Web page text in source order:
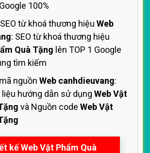
100%
từ khoá thương hiệu Web
: SEO từ khoá thương hiệu
Quà Tặng lên TOP 1 Google
tìm kiếm
nguồn Web canhdieuvang:
liệu hướng dẫn sử dụng Web Vật
và Nguồn code Web Vật
kế Web Vật Phẩm Quà